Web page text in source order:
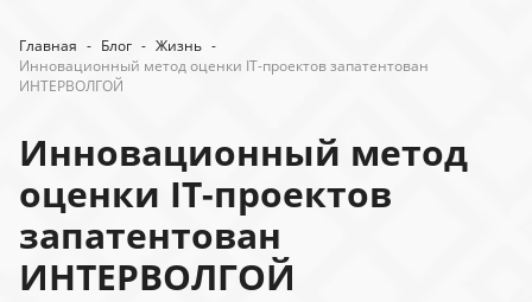
Главная - Блог - Жизнь -
Инновационный метод оценки IT-проектов запатентован
ИНТЕРВОЛГОЙ
Инновационный метод
оценки IT-проектов
запатентован
ИНТЕРВОЛГОЙ